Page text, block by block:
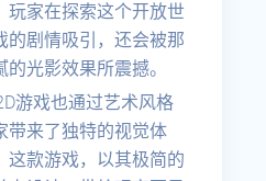
玩家在探索这个开放世
的剧情吸引，还会被那
光影效果所震撼。
游戏也通过艺术风格
带来了独特的视觉体
这款游戏，以其极简的